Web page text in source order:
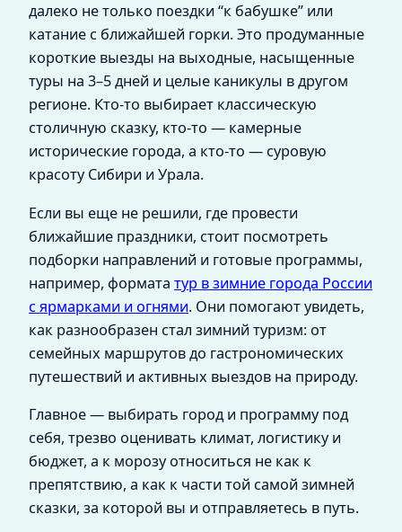
далеко не только поездки “к бабушке” или
катание с ближайшей горки. Это продуманные
короткие выезды на выходные, насыщенные
туры на 3–5 дней и целые каникулы в другом
регионе. Кто‑то выбирает классическую
столичную сказку, кто‑то — камерные
исторические города, а кто‑то — суровую
красоту Сибири и Урала.
Если вы еще не решили, где провести
ближайшие праздники, стоит посмотреть
подборки направлений и готовые программы,
например, формата тур в зимние города России
с ярмарками и огнями. Они помогают увидеть,
как разнообразен стал зимний туризм: от
семейных маршрутов до гастрономических
путешествий и активных выездов на природу.
Главное — выбирать город и программу под
себя, трезво оценивать климат, логистику и
бюджет, а к морозу относиться не как к
препятствию, а как к части той самой зимней
сказки, за которой вы и отправляетесь в путь.